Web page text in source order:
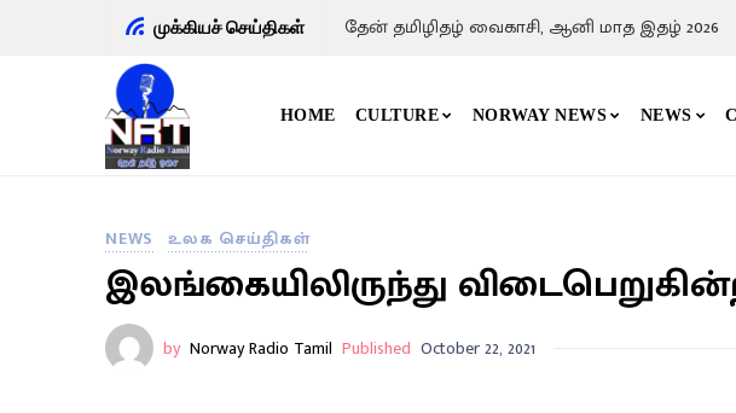
முக்கியச் செய்திகள் தேன் தமிழிதழ் வைகாசி, ஆனி மாத இதழ் 2026
HOME CULTURE NORWAY NEWS NEWS
NEWS உலக செய்திகள்
இலங்கையிலிருந்து
by Norway Radio Tamil Published October 22, 2021